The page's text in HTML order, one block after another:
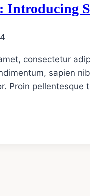
consectetur
sapien
Proin